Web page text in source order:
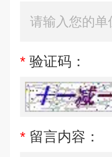
* 验证码：
* 留言内容：